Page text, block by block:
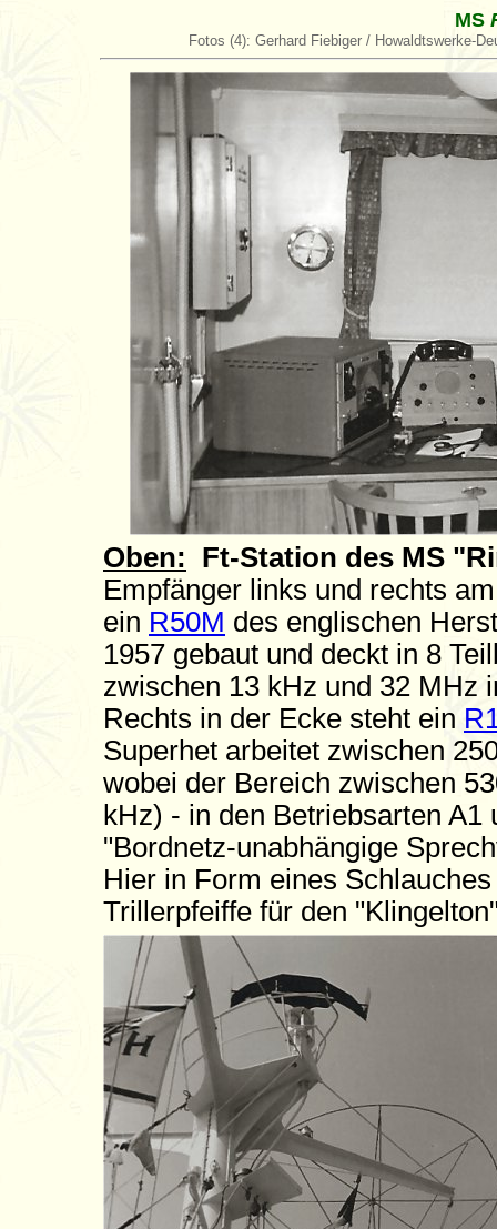
MS
Fotos (4): Gerhard Fiebiger / Howaldtswerke-
Oben: Ft-Station des MS
Empfänger links und rechts
ein R50M des englischen
1957 gebaut und deckt in 8
zwischen 13 kHz und 32 MHz
Rechts in der Ecke steht ein
Superhet arbeitet zwischen
wobei der Bereich zwischen
kHz) - in den Betriebsarten
"Bordnetz-unabhängige
Hier in Form eines
Trillerpfeiffe für den